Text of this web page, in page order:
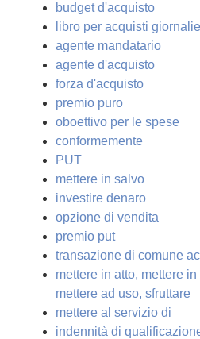
budget d'acquisto
libro per acquisti
agente mandatario
agente d'acquisto
forza d'acquisto
premio puro
oboettivo per le spese
conformemente
PUT
mettere in salvo
investire denaro
opzione di vendita
premio put
transazione di comune
mettere in atto, mettere
mettere ad uso, sfruttare
mettere al servizio di
indennità di